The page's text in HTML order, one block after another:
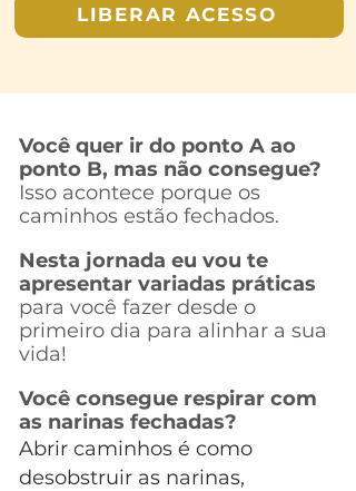
LIBERAR ACESSO
Você quer ir do ponto A ao
ponto B, mas não consegue?
Isso acontece porque os
caminhos estão fechados.
Nesta jornada eu vou te
apresentar variadas práticas
para você fazer desde o
primeiro dia para alinhar a sua
vida!
Você consegue respirar com
as narinas fechadas?
Abrir caminhos é como
desobstruir as narinas,